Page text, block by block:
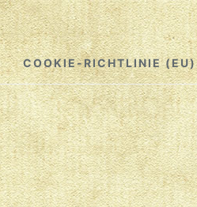
COOKIE-RICHTLINIE (EU)